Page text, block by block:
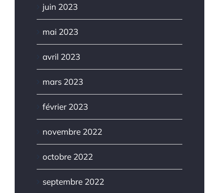
juin 2023
mai 2023
avril 2023
mars 2023
février 2023
novembre 2022
octobre 2022
septembre 2022